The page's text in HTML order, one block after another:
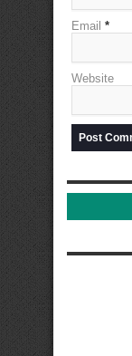
Email *
Website